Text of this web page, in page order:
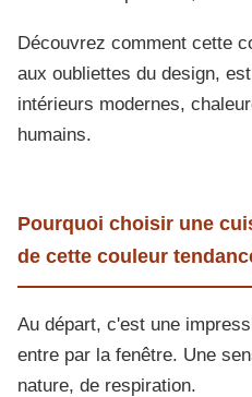
Découvrez comment cette
aux oubliettes du design,
intérieurs modernes,
humains.
Pourquoi choisir une
de cette couleur
Au départ, c'est une
entre par la fenêtre. Une
nature, de respiration.